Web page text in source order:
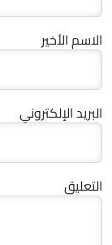
الاسم الأخير
البريد الإلكتروني
التعليق